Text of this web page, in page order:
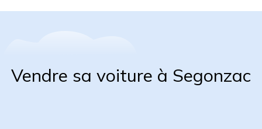
Vendre sa voiture à Segonzac